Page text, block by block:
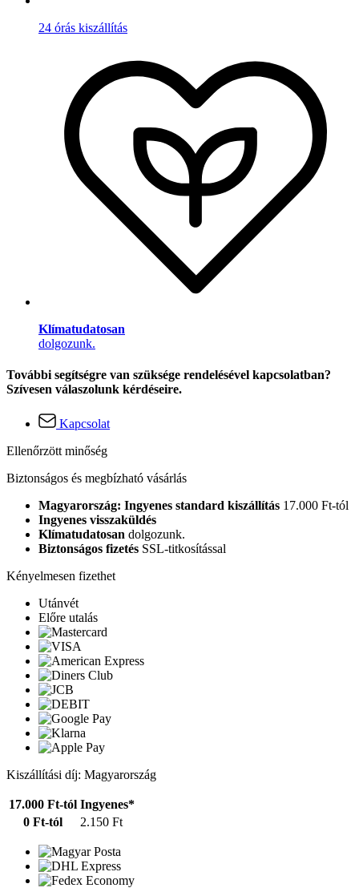
24 órás kiszállítás
Klímatudatosan
dolgozunk.
További segítségre van szüksége rendelésével kapcsolatban?
Szívesen válaszolunk kérdéseire.
Kapcsolat
Ellenőrzött minőség
Biztonságos és megbízható vásárlás
Magyarország: Ingyenes standard kiszállítás 17.000 Ft-tól
Ingyenes visszaküldés
Klímatudatosan dolgozunk.
Biztonságos fizetés SSL-titkosítással
Kényelmesen fizethet
Utánvét
Előre utalás
Kiszállítási díj: Magyarország
17.000 Ft-tól Ingyenes*
0 Ft-tól
2.150 Ft